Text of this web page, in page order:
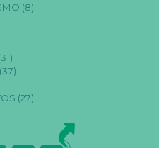
(8)
(37)
(27)